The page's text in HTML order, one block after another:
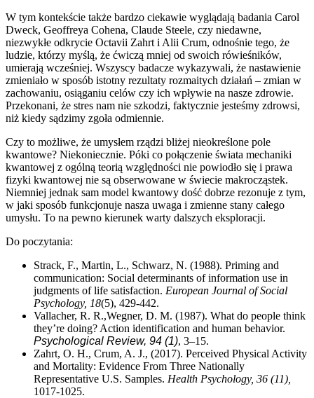
W tym kontekście także bardzo ciekawie wyglądają badania Carol
Dweck, Geoffreya Cohena, Claude Steele, czy niedawne,
niezwykłe odkrycie Octavii Zahrt i Alii Crum, odnośnie tego, że
ludzie, którzy myślą, że ćwiczą mniej od swoich rówieśników,
umierają wcześniej. Wszyscy badacze wykazywali, że nastawienie
zmieniało w sposób istotny rezultaty rozmaitych działań – zmian w
zachowaniu, osiąganiu celów czy ich wpływie na nasze zdrowie.
Przekonani, że stres nam nie szkodzi, faktycznie jesteśmy zdrowsi,
niż kiedy sądzimy zgoła odmiennie.
Czy to możliwe, że umysłem rządzi bliżej nieokreślone pole
kwantowe? Niekoniecznie. Póki co połączenie świata mechaniki
kwantowej z ogólną teorią względności nie powiodło się i prawa
fizyki kwantowej nie są obserwowane w świecie makrocząstek.
Niemniej jednak sam model kwantowy dość dobrze rezonuje z tym,
w jaki sposób funkcjonuje nasza uwaga i zmienne stany całego
umysłu. To na pewno kierunek warty dalszych eksploracji.
Do poczytania:
Strack, F., Martin, L., Schwarz, N. (1988). Priming and
communication: Social determinants of information use in
judgments of life satisfaction. European Journal of Social
Psychology, 18(5), 429-442.
Vallacher, R. R.,Wegner, D. M. (1987). What do people think
they’re doing? Action identification and human behavior.
Psychological Review, 94 (1), 3–15.
Zahrt, O. H., Crum, A. J., (2017). Perceived Physical Activity
and Mortality: Evidence From Three Nationally
Representative U.S. Samples. Health Psychology, 36 (11),
1017-1025.